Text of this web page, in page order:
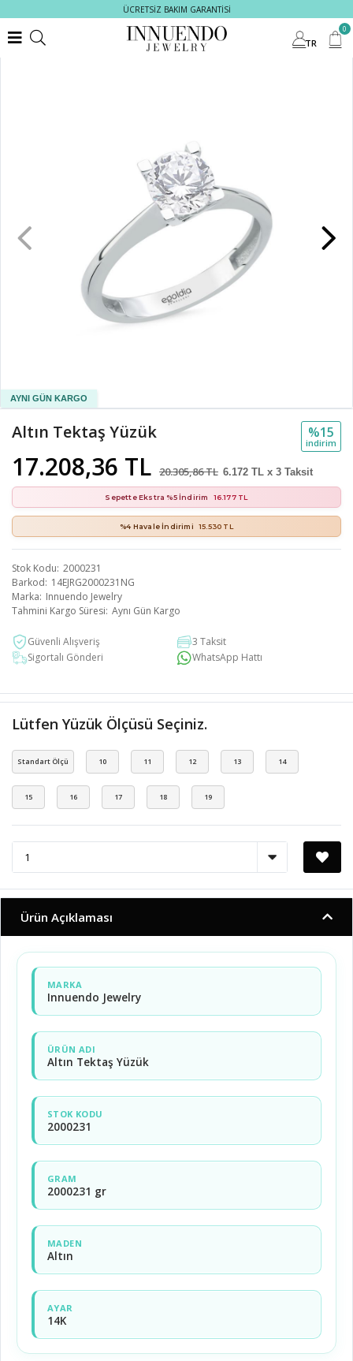
ÜCRETSİZ BAKIM GARANTİSİ
TR
0
Altın Tektaş Yüzük
17.208,36 TL 20.305,86 TL
%15
i̇ndi̇ri̇m
6.172 TL x 3 Taksit
Sepette Ekstra %5 İndirim 16.177 TL
%4 Havale İndirimi 15.530 TL
Stok Kodu 2000231
Barkod 14EJRG2000231NG
Marka Innuendo Jewelry
Tahmini Kargo Süresi Aynı Gün Kargo
Güvenli Alışveriş
3 Taksit
Sigortalı Gönderi
WhatsApp Hattı
Lütfen Yüzük Ölçüsü Seçiniz.
Standart Ölçü 10 11 12 13 14
15 16 17 18 19
Ürün Açıklaması
MARKA
Innuendo Jewelry
ÜRÜN ADI
Altın Tektaş Yüzük
STOK KODU
2000231
GRAM
2000231 gr
MADEN
Altın
AYAR
14K